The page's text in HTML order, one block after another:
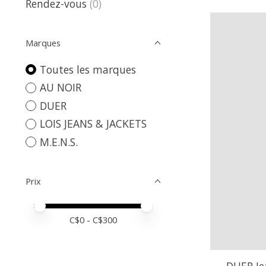
Rendez-vous (0)
Marques
Toutes les marques
AU NOIR
DUER
LOIS JEANS & JACKETS
M.E.N.S.
Prix
Prix minimum
Price maximum value
C$0 - C$300